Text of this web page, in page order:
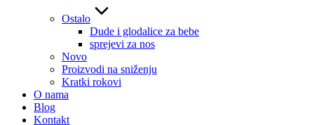
Ostalo
Dude i glodalice za bebe
sprejevi za nos
Novo
Proizvodi na sniženju
Kratki rokovi
O nama
Blog
Kontakt